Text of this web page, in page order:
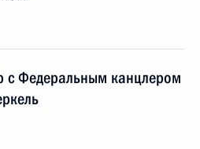
с Федеральным канцлером